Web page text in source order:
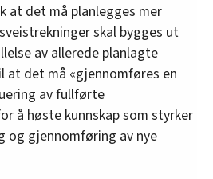
at det må planlegges mer
skal bygges ut
av allerede planlagte
det må «gjennomføres en
av fullførte
å høste kunnskap som styrker
og gjennomføring av nye